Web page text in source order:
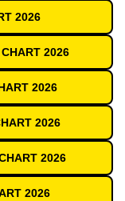
2026
2026
2026
2026
2026
2026